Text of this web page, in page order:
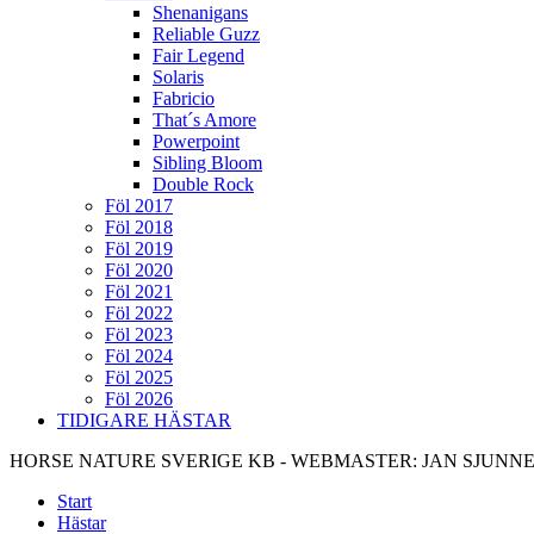
Shenanigans
Reliable Guzz
Fair Legend
Solaris
Fabricio
That´s Amore
Powerpoint
Sibling Bloom
Double Rock
Föl 2017
Föl 2018
Föl 2019
Föl 2020
Föl 2021
Föl 2022
Föl 2023
Föl 2024
Föl 2025
Föl 2026
TIDIGARE HÄSTAR
HORSE NATURE SVERIGE KB - WEBMASTER: JAN
Start
Hästar